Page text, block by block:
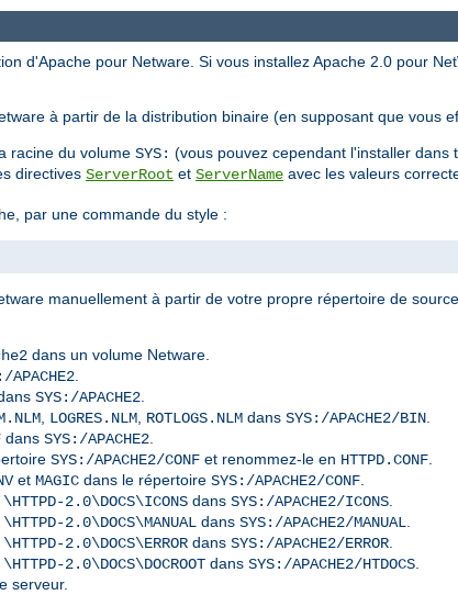
d'Apache pour Netware. Si vous installez Apache 2.0 pour
à partir de la distribution binaire (en supposant que vous
racine du volume SYS: (vous pouvez cependant l'installer dans
directives ServerRoot et ServerName avec les valeurs
par une commande du style :
manuellement à partir de votre propre répertoire de
dans un volume Netware.
APACHE2.
SYS:/APACHE2.
, LOGRES.NLM, ROTLOGS.NLM dans SYS:/APACHE2/BIN.
dans SYS:/APACHE2.
SYS:/APACHE2/CONF et renommez-le en HTTPD.CONF.
et MAGIC dans le répertoire SYS:/APACHE2/CONF.
\HTTPD-2.0\DOCS\ICONS dans SYS:/APACHE2/ICONS.
\HTTPD-2.0\DOCS\MANUAL dans SYS:/APACHE2/MANUAL.
\HTTPD-2.0\DOCS\ERROR dans SYS:/APACHE2/ERROR.
\HTTPD-2.0\DOCS\DOCROOT dans SYS:/APACHE2/HTDOCS.
serveur.